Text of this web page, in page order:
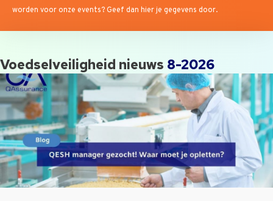
worden voor onze events? Geef dan hier je gegevens door.
Voedselveiligheid nieuws 8-2026